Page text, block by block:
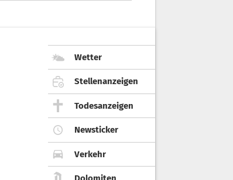
Wetter
Stellenanzeigen
Todesanzeigen
Newsticker
Verkehr